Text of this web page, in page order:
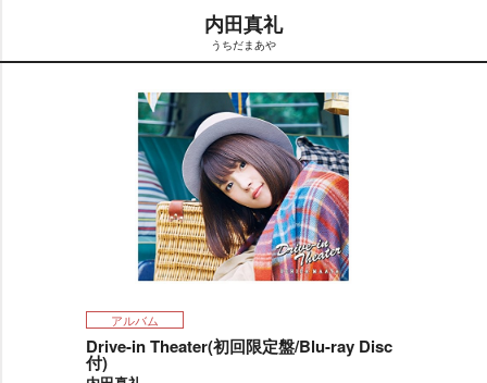
t
e
内田真礼
うちだまあ
アルバム
Drive-in Theater(初回限定盤/Blu-ray Disc
付)